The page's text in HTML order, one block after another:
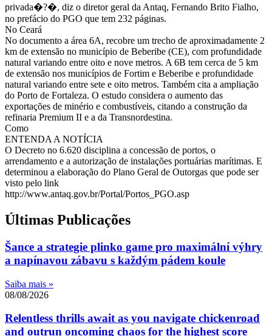
privada�?�, diz o diretor geral da Antaq, Fernando Brito Fialho,
no prefácio do PGO que tem 232 páginas.
No Ceará
No documento a área 6A, recobre um trecho de aproximadamente 2
km de extensão no município de Beberibe (CE), com profundidade
natural variando entre oito e nove metros. A 6B tem cerca de 5 km
de extensão nos municípios de Fortim e Beberibe e profundidade
natural variando entre sete e oito metros. Também cita a ampliação
do Porto de Fortaleza. O estudo considera o aumento das
exportações de minério e combustíveis, citando a construção da
refinaria Premium II e a da Transnordestina.
Como
ENTENDA A NOTÍCIA
O Decreto no 6.620 disciplina a concessão de portos, o
arrendamento e a autorização de instalações portuárias marítimas. E
determinou a elaboração do Plano Geral de Outorgas que pode ser
visto pelo link
http://www.antaq.gov.br/Portal/Portos_PGO.asp
Últimas Publicações
Šance a strategie plinko game pro maximální výhry
a napínavou zábavu s každým pádem koule
Saiba mais »
08/08/2026
Relentless thrills await as you navigate chickenroad
and outrun oncoming chaos for the highest score